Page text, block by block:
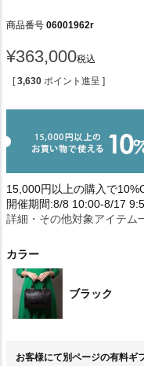
商品番号 06001962r
¥363,000税込
[ 3,630 ポイント進呈 ]
15,000円以上の購入で
開催期間:8/8 10:00-8/17
詳細・その他対象アイテム
カラー
ブラック
お客様にて別ページの有料ギ